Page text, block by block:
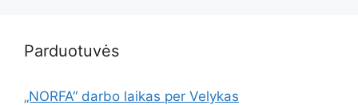
Parduotuvės
„NORFA“ darbo laikas per Velykas